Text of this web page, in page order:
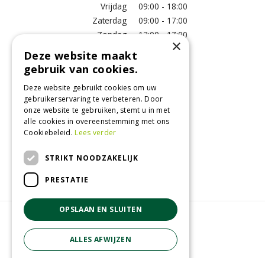
Vrijdag
09:00 - 18:00
Zaterdag
09:00 - 17:00
Zondag
13:00 - 17:00
Meer vestigingsinformatie >
Informatie
Over ons
Algemene voorwaarden
Verzend- en retourregeling
© GroenRijk Raalte
Green Solutions
Tuincentrum Overzicht
×
Deze website maakt
gebruik van cookies.
Deze website gebruikt cookies om uw
gebruikerservaring te verbeteren. Door
onze website te gebruiken, stemt u in met
alle cookies in overeenstemming met ons
Cookiebeleid.Lees verder
STRIKT NOODZAKELIJK
PRESTATIE
OPSLAAN EN SLUITEN
ALLES AFWIJZEN